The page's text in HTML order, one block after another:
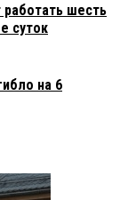
шесть
суток
на 6